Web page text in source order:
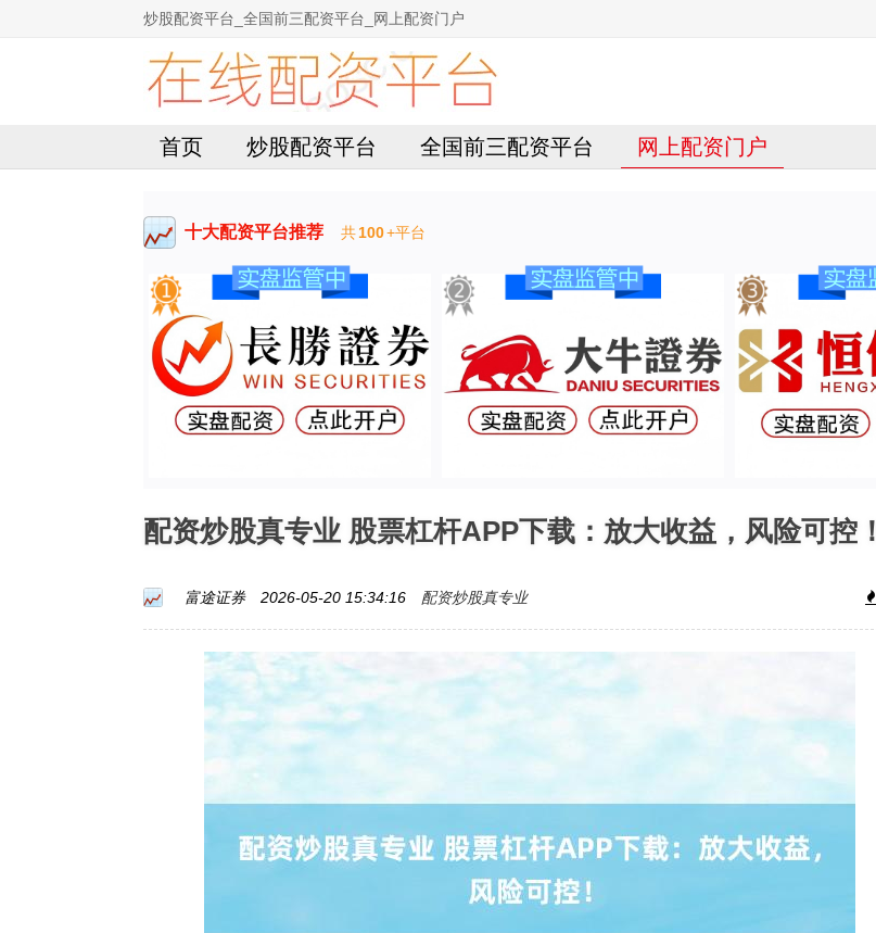
炒股配资平台_全国前三配资平台_网上配资门户
首页 炒股配资平台 全国前三配资平台 网上配资门户
十大配资平台推荐 共100+平台
配资炒股真专业 股票杠杆APP下载：放大收益，风险可控！
富途证券 2026-05-20 15:34:16 配资炒股真专业